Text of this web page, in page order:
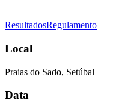
ResultadosRegulamento
Local
Praias do Sado, Setúbal
Data